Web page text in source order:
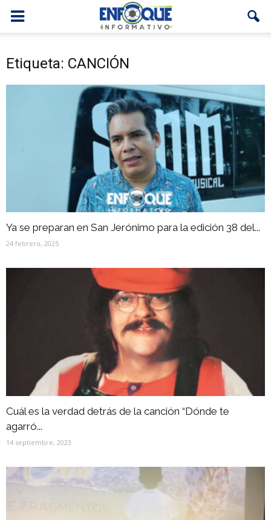
Etiqueta: CANCIÓN
Ya se preparan en San Jerónimo para la edición 38 del...
24 febrero, 2025
Cuál es la verdad detrás de la canción “Dónde te
agarró...
14 septiembre, 2023